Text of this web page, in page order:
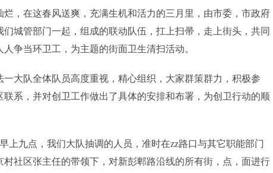
烂，在这春风送爽，充满生机和活力的三月里，由市委，市政府
城管部门一起，组成的联动队伍，扛上扫帚，走上街头，共同
争当环卫工，为主题的街面卫生清扫活动。
大队全体队员高度重视，精心组织，大家群策群力，积极参
系，并对创卫工作做出了具体的安排和布署，为创卫行动的顺
上九点，我们大队抽调的人员，准时在zz路口与其它职能部门
社区张主任的带领下，对新彭郫路沿线的所有街，点，面进行